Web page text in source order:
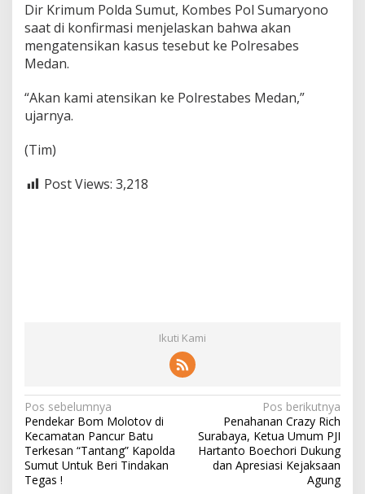
Dir Krimum Polda Sumut, Kombes Pol Sumaryono
saat di konfirmasi menjelaskan bahwa akan
mengatensikan kasus tesebut ke Polresabes
Medan.
“Akan kami atensikan ke Polrestabes Medan,”
ujarnya.
(Tim)
Post Views: 3,218
Ikuti Kami
N
a
v
i
Pos sebelumnya
Pendekar Bom Molotov di
Kecamatan Pancur Batu
Terkesan “Tantang” Kapolda
Sumut Untuk Beri Tindakan
Tegas !
Pos berikutnya
Penahanan Crazy Rich
Surabaya, Ketua Umum PJI
Hartanto Boechori Dukung
dan Apresiasi Kejaksaan
Agung